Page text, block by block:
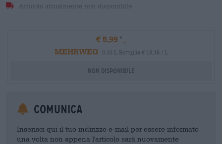
Articolo attualmente non disponibile
€ 5,99
MEHRWEG
0,33 L Bottiglia € 18,15 / L
Non disponibile
Comunica
Inserisci qui il tuo indirizzo e-mail per essere informato
una volta non appena l'articolo sarà nuovamente